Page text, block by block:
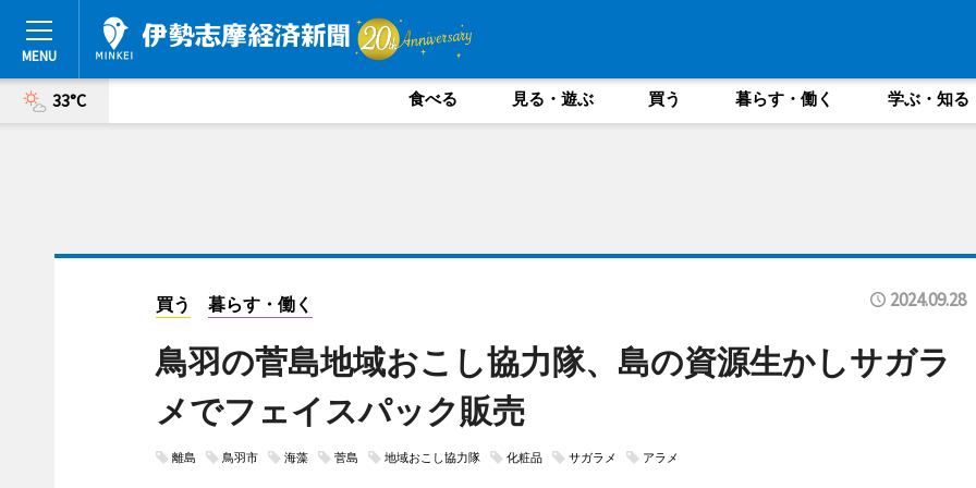
33°C 食べる 見る・遊ぶ 買う 暮らす・働く 学ぶ・知る
買う 暮らす・働く 2024.09.28
鳥羽の菅島地域おこし協力隊、島の資源生かしサガラ
メでフェイスパック販売
離島 鳥羽市 海藻 菅島 地域おこし協力隊 化粧品 サガラメ アラメ